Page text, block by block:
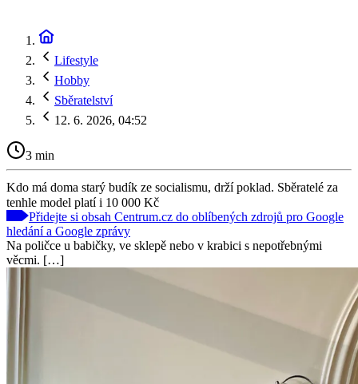
Lifestyle
Hobby
Sběratelství
12. 6. 2026, 04:52
3 min
Kdo má doma starý budík ze socialismu, drží poklad. Sběratelé za
tenhle model platí i 10 000 Kč
Přidejte si obsah Centrum.cz do oblíbených zdrojů pro Google
hledání a Google zprávy
Na poličce u babičky, ve sklepě nebo v krabici s nepotřebnými
věcmi. […]